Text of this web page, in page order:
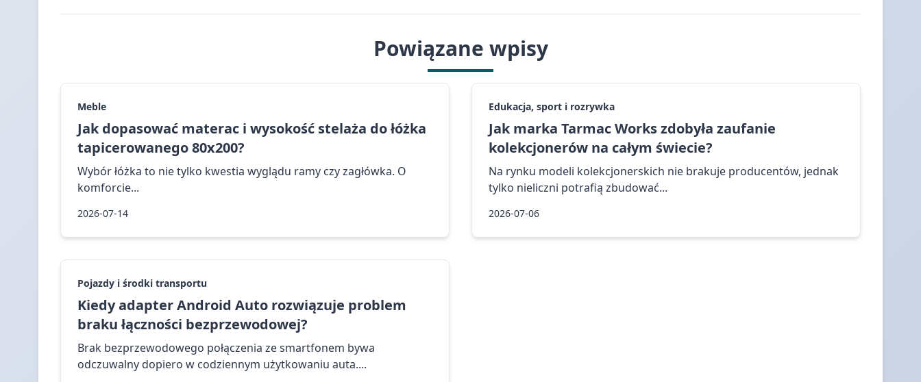
Powiązane wpisy
Meble
Jak dopasować materac i wysokość stelaża do łóżka
tapicerowanego 80x200?
Wybór łóżka to nie tylko kwestia wyglądu ramy czy zagłówka. O
komforcie...
2026-07-14
Edukacja, sport i rozrywka
Jak marka Tarmac Works zdobyła zaufanie
kolekcjonerów na całym świecie?
Na rynku modeli kolekcjonerskich nie brakuje producentów, jednak
tylko nieliczni potrafią zbudować...
2026-07-06
Pojazdy i środki transportu
Kiedy adapter Android Auto rozwiązuje problem
braku łączności bezprzewodowej?
Brak bezprzewodowego połączenia ze smartfonem bywa
odczuwalny dopiero w codziennym użytkowaniu auta....